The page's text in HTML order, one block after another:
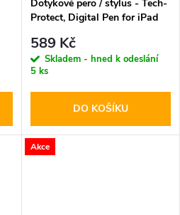
Dotykové pero / stylus - Tech-
Protect, Digital Pen for iPad
589 Kč
Skladem - hned k odeslání
5 ks
DO KOŠÍKU
Akce